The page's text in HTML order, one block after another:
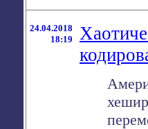
24.04.2018
18:19